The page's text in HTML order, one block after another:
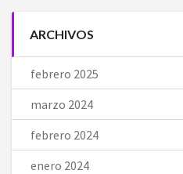
ARCHIVOS
febrero 2025
marzo 2024
febrero 2024
enero 2024